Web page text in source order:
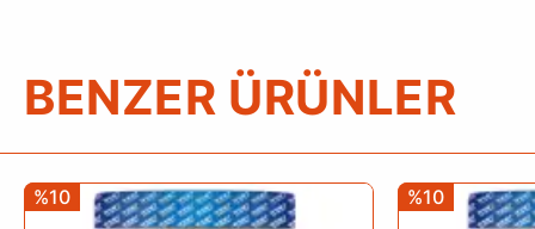
BENZER ÜRÜNLER
%10 %10